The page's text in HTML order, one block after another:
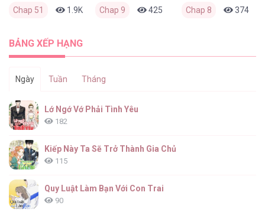
Chap 51 1.9K 0 3 tháng trước
Chap 9 425 3 tháng trước
Chap 8 374
BẢNG XẾP HẠNG
Ngày Tuần Tháng
Lớ Ngớ Vớ Phải Tình Yêu
182
Kiếp Này Ta Sẽ Trở Thành Gia Chủ
115
Quy Luật Làm Bạn Với Con Trai
90